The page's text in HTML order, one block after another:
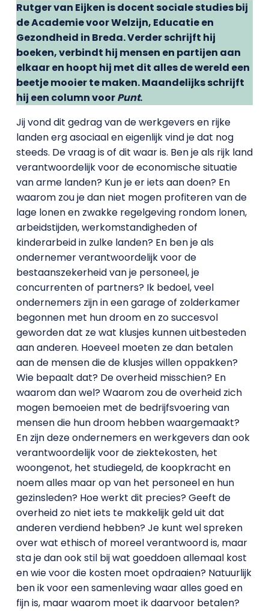
Rutger van Eijken is docent sociale studies bij
de Academie voor Welzijn, Educatie en
Gezondheid in Breda. Verder schrijft hij
boeken, verbindt hij mensen en partijen aan
elkaar en hoopt hij met dit alles de wereld een
beetje mooier te maken. Maandelijks schrijft
hij een column voorPunt.
Jij vond dit gedrag van de werkgevers en rijke
landen erg asociaal en eigenlijk vind je dat nog
steeds. De vraag is of dit waar is. Ben je als rijk land
verantwoordelijk voor de economische situatie
van arme landen? Kun je er iets aan doen? En
waarom zou je dan niet mogen profiteren van de
lage lonen en zwakke regelgeving rondom lonen,
arbeidstijden, werkomstandigheden of
kinderarbeid in zulke landen? En ben je als
ondernemer verantwoordelijk voor de
bestaanszekerheid van je personeel, je
concurrenten of partners? Ik bedoel, veel
ondernemers zijn in een garage of zolderkamer
begonnen met hun droom en zo succesvol
geworden dat ze wat klusjes kunnen uitbesteden
aan anderen. Hoeveel moeten ze dan betalen
aan de mensen die de klusjes willen oppakken?
Wie bepaalt dat? De overheid misschien? En
waarom dan wel? Waarom zou de overheid zich
mogen bemoeien met de bedrijfsvoering van
mensen die hun droom hebben waargemaakt?
En zijn deze ondernemers en werkgevers dan ook
verantwoordelijk voor de ziektekosten, het
woongenot, het studiegeld, de koopkracht en
noem alles maar op van het personeel en hun
gezinsleden? Hoe werkt dit precies? Geeft de
overheid zo niet iets te makkelijk geld uit dat
anderen verdiend hebben? Je kunt wel spreken
over wat ethisch of moreel verantwoord is, maar
sta je dan ook stil bij wat goeddoen allemaal kost
en wie voor die kosten moet opdraaien? Natuurlijk
ben ik voor een samenleving waar alles goed en
fijn is, maar waarom moet ik daarvoor betalen?